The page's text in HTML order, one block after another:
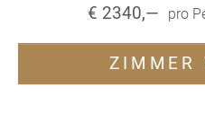
€ 2340,— pro
ZIMMER